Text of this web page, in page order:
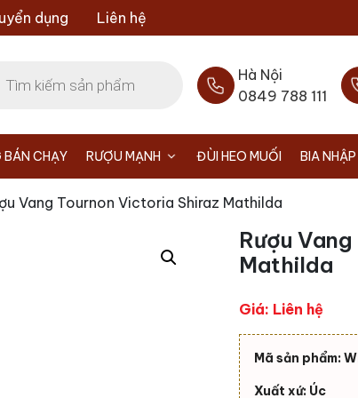
dụng Liên hệ
Hà Nội
0849 788 111
BÁN CHẠY RƯỢU MẠNH ĐÙI HEO MUỐI BIA
Vang Tournon Victoria Shiraz Mathilda
Rượu
Mathilda
Giá: Liên hệ
Mã sản phẩm:
Xuất xứ: Úc